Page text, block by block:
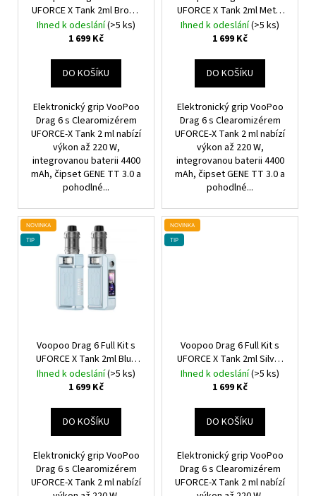
UFORCE X Tank 2ml Brown
4400mAh
Ihned k odeslání(>5 ks)
1 699 Kč
DO KOŠÍKU
Elektronický grip VooPoo
Drag 6 s Clearomizérem
UFORCE-X Tank 2 ml nabízí
výkon až 220 W,
integrovanou baterii 4400
mAh, čipset GENE TT 3.0 a
pohodlné...
UFORCE X Tank 2ml Metal
Gray4400mAh
Ihned k odeslání(>5 ks)
1 699 Kč
DO KOŠÍKU
Elektronický grip VooPoo
Drag 6 s Clearomizérem
UFORCE-X Tank 2 ml nabízí
výkon až 220 W,
integrovanou baterii 4400
mAh, čipset GENE TT 3.0 a
pohodlné...
NOVINKA
TIP
Voopoo Drag 6 Full Kit s
UFORCE X Tank 2ml Blue
4400mAh
Ihned k odeslání(>5 ks)
1 699 Kč
DO KOŠÍKU
Elektronický grip VooPoo
Drag 6 s Clearomizérem
UFORCE-X Tank 2 ml nabízí
NOVINKA
TIP
Voopoo Drag 6 Full Kit s
UFORCE X Tank 2ml Silver
4400mAh
Ihned k odeslání(>5 ks)
1 699 Kč
DO KOŠÍKU
Elektronický grip VooPoo
Drag 6 s Clearomizérem
UFORCE-X Tank 2 ml nabízí